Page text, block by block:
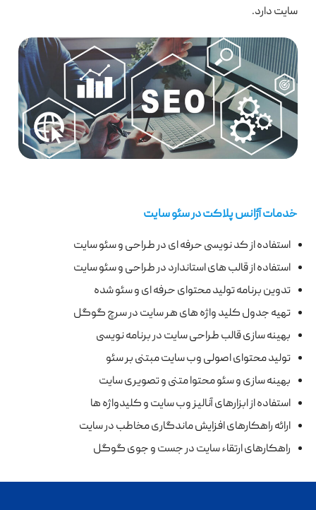
سایت دارد.
خدمات آژانس پلاکت در سئو سایت
استفاده از کد نویسی حرفه ای در طراحی و سئو سایت
استفاده از قالب های استاندارد در طراحی و سئو سایت
تدوین برنامه تولید محتوای حرفه ای و سئو شده
تهیه جدول کلید واژه های هر سایت در سرچ گوگل
بهینه سازی قالب طراحی سایت در برنامه نویسی
تولید محتوای اصولی وب سایت مبتنی بر سئو
بهینه سازی و سئو محتوا متنی و تصویری سایت
استفاده از ابزارهای آنالیز وب سایت و کلیدواژه ها
ارائه راهکارهای افزایش ماندگاری مخاطب در سایت
راهکارهای ارتقاء سایت در جست و جوی گوگل